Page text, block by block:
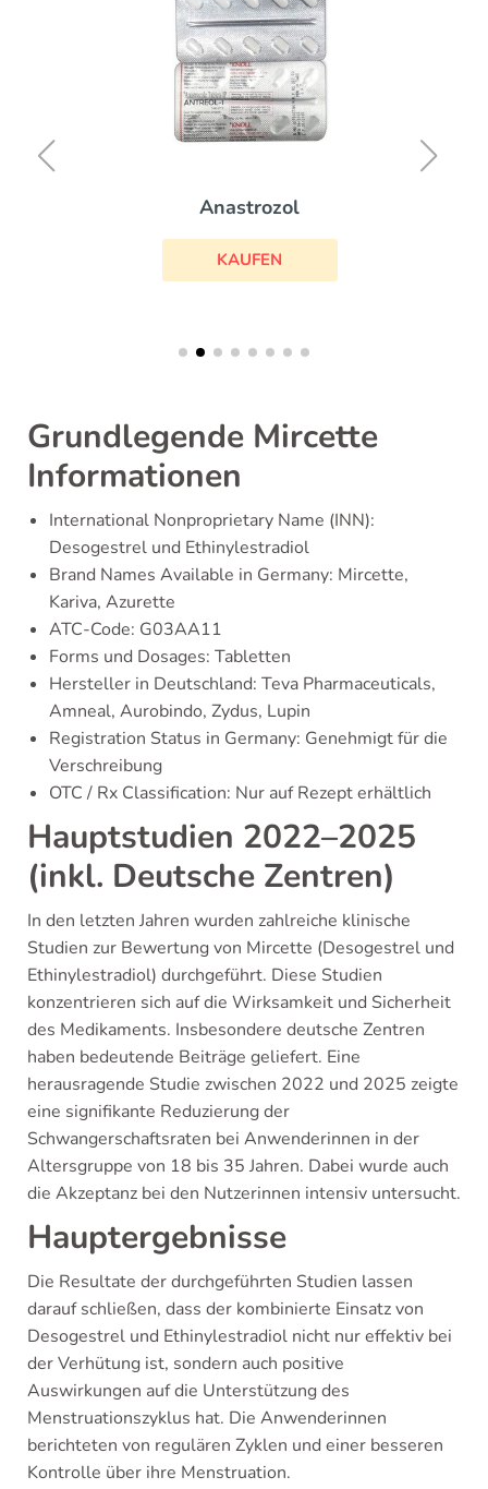
Anastrozol
KAUFEN
Grundlegende Mircette
Informationen
International Nonproprietary Name (INN):
Desogestrel und Ethinylestradiol
Brand Names Available in Germany: Mircette,
Kariva, Azurette
ATC-Code: G03AA11
Forms und Dosages: Tabletten
Hersteller in Deutschland: Teva Pharmaceuticals,
Amneal, Aurobindo, Zydus, Lupin
Registration Status in Germany: Genehmigt für die
Verschreibung
OTC / Rx Classification: Nur auf Rezept erhältlich
Hauptstudien 2022–2025
(inkl. Deutsche Zentren)
In den letzten Jahren wurden zahlreiche klinische
Studien zur Bewertung von Mircette (Desogestrel und
Ethinylestradiol) durchgeführt. Diese Studien
konzentrieren sich auf die Wirksamkeit und Sicherheit
des Medikaments. Insbesondere deutsche Zentren
haben bedeutende Beiträge geliefert. Eine
herausragende Studie zwischen 2022 und 2025 zeigte
eine signifikante Reduzierung der
Schwangerschaftsraten bei Anwenderinnen in der
Altersgruppe von 18 bis 35 Jahren. Dabei wurde auch
die Akzeptanz bei den Nutzerinnen intensiv untersucht.
Hauptergebnisse
Die Resultate der durchgeführten Studien lassen
darauf schließen, dass der kombinierte Einsatz von
Desogestrel und Ethinylestradiol nicht nur effektiv bei
der Verhütung ist, sondern auch positive
Auswirkungen auf die Unterstützung des
Menstruationszyklus hat. Die Anwenderinnen
berichteten von regulären Zyklen und einer besseren
Kontrolle über ihre Menstruation.